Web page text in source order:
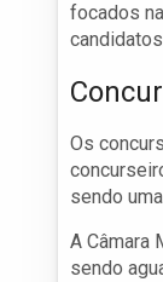
focados
Os
sendo
A Câmara
sendo